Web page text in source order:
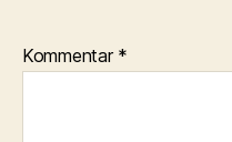
Kommentar *